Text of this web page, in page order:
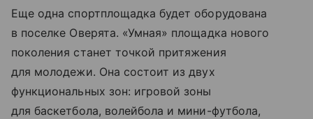
Еще одна спортплощадка будет оборудована
в поселке Оверята. «Умная» площадка нового
поколения станет точкой притяжения
для молодежи. Она состоит из двух
функциональных зон: игровой зоны
для баскетбола, волейбола и мини-футбола,